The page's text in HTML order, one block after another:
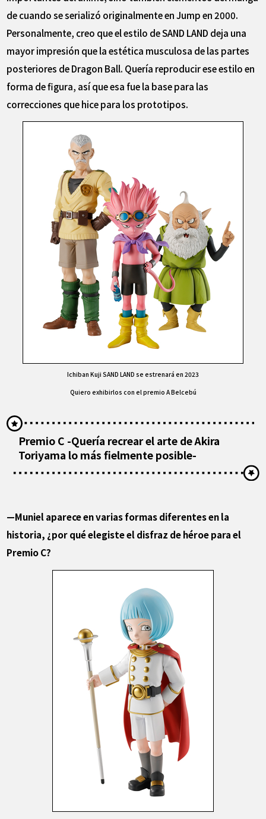
de cuando se serializó originalmente en Jump en 2000.
Personalmente, creo que el estilo de SAND LAND deja una
mayor impresión que la estética musculosa de las partes
posteriores de Dragon Ball. Quería reproducir ese estilo en
forma de figura, así que esa fue la base para las
correcciones que hice para los prototipos.
Ichiban Kuji SAND LAND se estrenará en 2023
Quiero exhibirlos con el premio A Belcebú
Premio C -Quería recrear el arte de Akira
Toriyama lo más fielmente posible-
—Muniel aparece en varias formas diferentes en la
historia, ¿por qué elegiste el disfraz de héroe para el
Premio C?